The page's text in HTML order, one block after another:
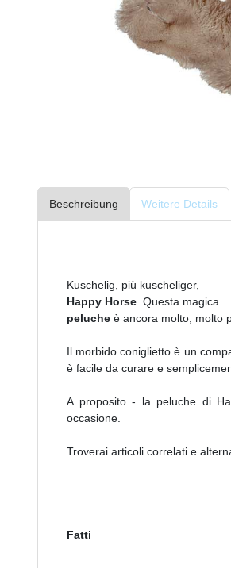
Beschreibung Weitere Details
Kuschelig, più kuscheliger,
Happy Horse. Questa magica
peluche è ancora molto, molto
Il morbido coniglietto è un
è facile da curare e
A proposito - la peluche di
occasione.
Troverai articoli correlati e
Fatti